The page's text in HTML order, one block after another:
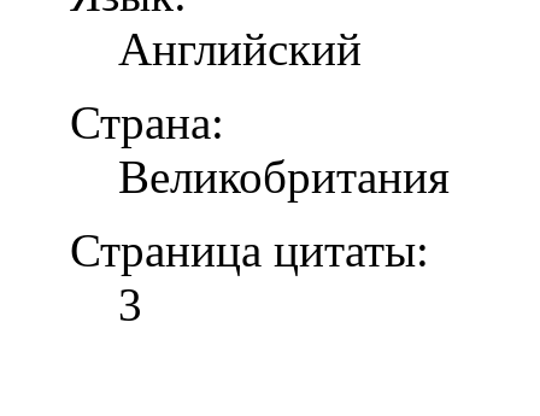
Английский
Страна:
Великобритания
Страница цитаты:
3